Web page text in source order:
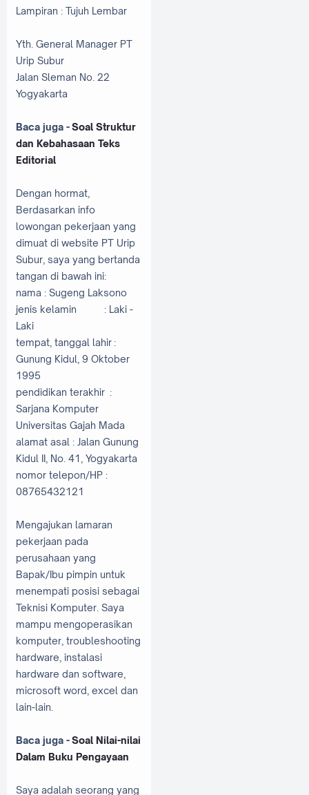
Lampiran : Tujuh Lembar
Yth. General Manager PT
Urip Subur
Jalan Sleman No. 22
Yogyakarta
Baca juga -Soal Struktur
dan Kebahasaan Teks
Editorial
Dengan hormat,
Berdasarkan info
lowongan pekerjaan yang
dimuat di website PT Urip
Subur, saya yang bertanda
tangan di bawah ini:
nama : Sugeng Laksono
jenis kelamin
: Laki -
Laki
tempat, tanggal lahir :
Gunung Kidul, 9 Oktober
1995
pendidikan terakhir :
Sarjana Komputer
Universitas Gajah Mada
alamat asal : Jalan Gunung
Kidul II, No. 41, Yogyakarta
nomor telepon/HP :
08765432121
Mengajukan lamaran
pekerjaan pada
perusahaan yang
Bapak/Ibu pimpin untuk
menempati posisi sebagai
Teknisi Komputer. Saya
mampu mengoperasikan
komputer, troubleshooting
hardware, instalasi
hardware dan software,
microsoft word, excel dan
lain-lain.
Baca juga -Soal Nilai-nilai
Dalam Buku Pengayaan
Saya adalah seorang yang